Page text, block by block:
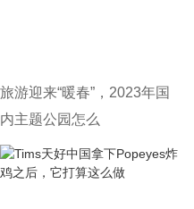
旅游迎来“暖春”，2023年国
内主题公园怎么